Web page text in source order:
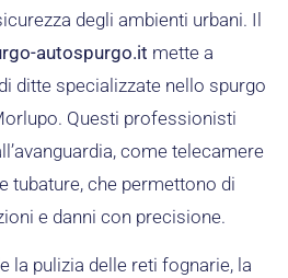
degli ambienti urbani. Il
autospurgo.it mette a
ditte specializzate nello spurgo
Questi professionisti
come telecamere
tubature, che permettono di
e danni con precisione.
la pulizia delle reti fognarie, la